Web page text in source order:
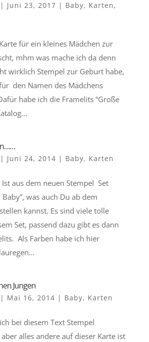
| Juni 23, 2017 | Baby, Karten,
für ein kleines Mädchen zur
mhm was mache ich da denn
wirklich Stempel zur Geburt habe,
den Namen des Mädchens
habe ich die Framelits “Große
| Juni 24, 2014 | Baby, Karten
Ist aus dem neuen Stempel Set
was auch Du ab dem
kannst. Es sind viele tolle
Set, passend dazu gibt es dann
Als Farben habe ich hier
Jungen
| Mai 16, 2014 | Baby, Karten
bei diesem Text Stempel
aber alles andere auf dieser Karte ist